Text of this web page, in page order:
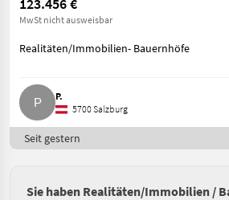
MwSt nicht ausweisbar
Realitäten/Immobilien- Bauernhöfe
P.
5700 Salzburg
Seit gestern
Sie haben Realitäten/Immobilien /